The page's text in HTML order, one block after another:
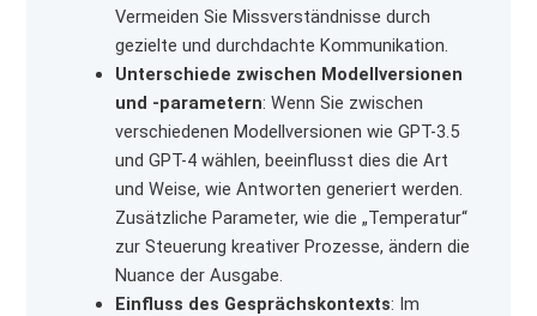
Vermeiden Sie Missverständnisse durch
gezielte und durchdachte Kommunikation.
Unterschiede zwischen Modellversionen
und -parametern: Wenn Sie zwischen
verschiedenen Modellversionen wie GPT-3.5
und GPT-4 wählen, beeinflusst dies die Art
und Weise, wie Antworten generiert werden.
Zusätzliche Parameter, wie die „Temperatur“
zur Steuerung kreativer Prozesse, ändern die
Nuance der Ausgabe.
Einfluss des Gesprächskontexts: Im